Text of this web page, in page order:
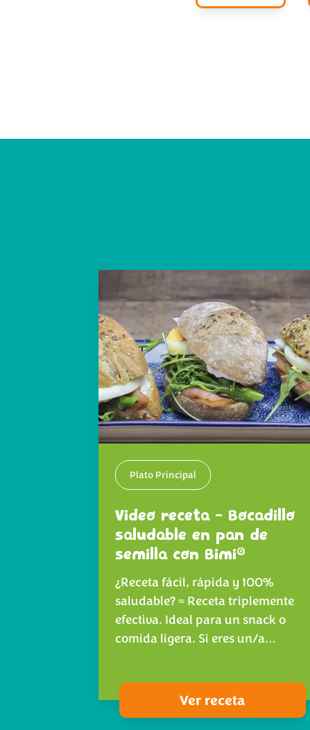
Plato Principal
Video receta - Bocadillo
saludable en pan de
semilla con Bimi®
¿Receta fácil, rápida y 100%
saludable? = Receta triplemente
efectiva. Ideal para un snack o
comida ligera. Si eres un/a…
Ver receta